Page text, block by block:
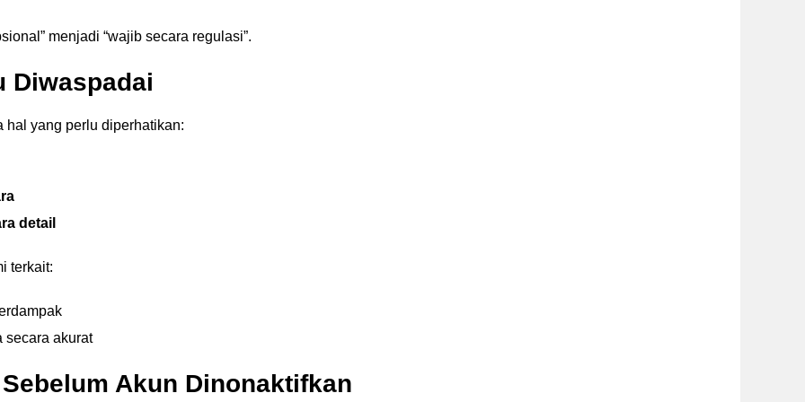
menjadi “wajib secara regulasi”.
Diwaspadai
hal yang perlu diperhatikan:
detail
terkait:
secara akurat
Akun Dinonaktifkan